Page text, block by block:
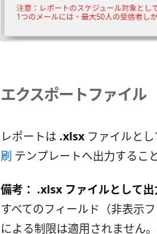
エクスポートファイル
レポートは .xlsx ファイルと
刷 テンプレートへ出力するこ
備考： .xlsx ファイルとして出
すべてのフィールド（非表示
による制限は適用されません